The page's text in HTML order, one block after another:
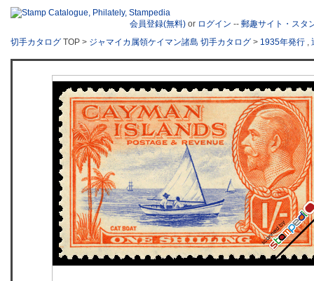
会員登録(無料) or ログイン -- 郵趣サイト・スタ
切手カタログ TOP > ジャマイカ属領ケイマン諸島 切手カタログ > 1935年発行 ,